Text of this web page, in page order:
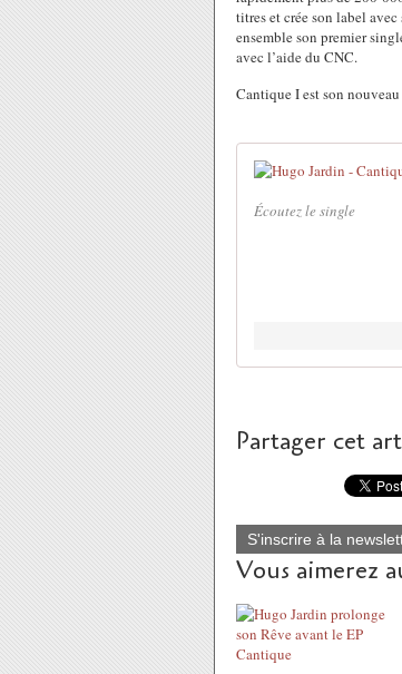
titres et crée son label
ensemble son premier
avec l’aide du CNC.
Cantique I est son
Écoutez le single
Partager cet
S'inscrire à la
Vous aimerez